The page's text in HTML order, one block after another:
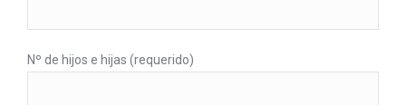
Nº de hijos e hijas (requerido)